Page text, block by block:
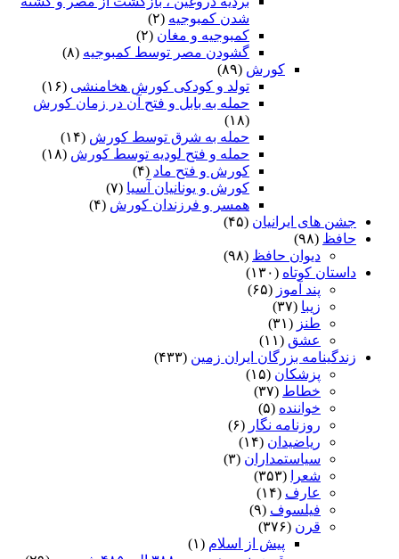
شدن کمبوجیه (۲)
کمبوجیه و مغان (۲)
گشودن مصر توسط کمبوجیه (۸)
کورش (۸۹)
تولد و کودکی کورش هخامنشی (۱۶)
حمله به بابل و فتح آن در زمان کورش
(۱۸)
حمله به شرق توسط کورش (۱۴)
حمله و فتح لودیه توسط کورش (۱۸)
کورش و فتح ماد (۴)
کورش و یونانیان آسیا (۷)
همسر و فرزندان کورش (۴)
جشن های ایرانیان (۴۵)
حافظ (۹۸)
دیوان حافظ (۹۸)
داستان کوتاه (۱۳۰)
پند آموز (۶۵)
زیبا (۳۷)
طنز (۳۱)
عشق (۱۱)
زندگینامه بزرگان ایران زمین (۴۳۳)
پزشکان (۱۵)
خطاط (۳۷)
خواننده (۵)
روزنامه نگار (۶)
ریاضیدان (۱۴)
سیاستمداران (۳)
شعرا
(۳۵۳)
عارف (۱۴)
فیلسوف (۹)
قرن (۳۷۶)
پیش از اسلام (۱)